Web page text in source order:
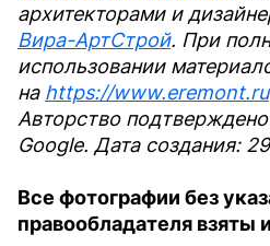
архитекторами и
Вира-АртСтрой. При
использовании
на https://www.eremont.ru
Авторство
Google. Дата создания:
Все фотографии без
правообладателя взяты